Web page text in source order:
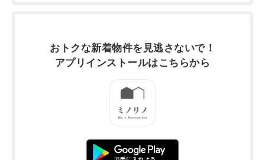
おトクな新着物件を 見逃さないで！
アプリインストールはこちらから